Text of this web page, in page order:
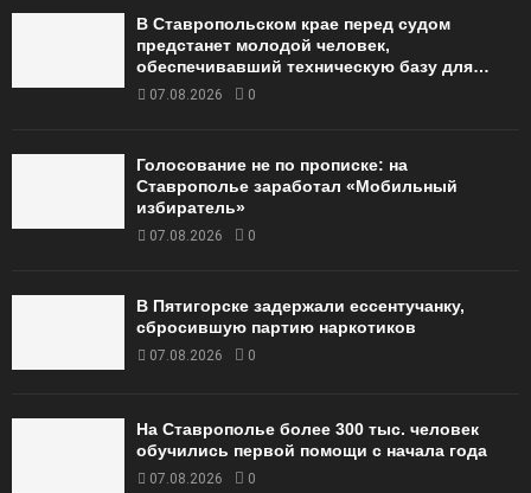
В Ставропольском крае перед судом
предстанет молодой человек,
обеспечивавший техническую базу для…
07.08.2026 0
Голосование не по прописке: на
Ставрополье заработал «Мобильный
избиратель»
07.08.2026 0
В Пятигорске задержали ессентучанку,
сбросившую партию наркотиков
07.08.2026 0
На Ставрополье более 300 тыс. человек
обучились первой помощи с начала года
07.08.2026 0